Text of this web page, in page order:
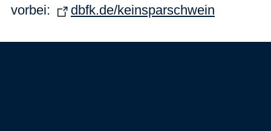
vorbei:
dbfk.de/keinsparschwein